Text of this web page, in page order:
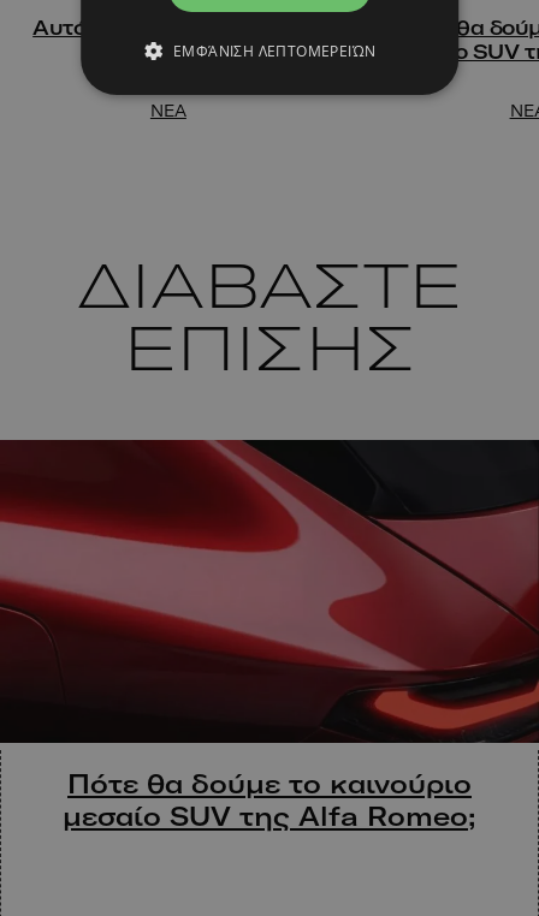
Αυτό θα είναι το νέο SUV της
Alfa Romeo
NEA
Πότε θα
μεσαίο SUV
ΔΙΑΒΑΣΤΕ
ΕΠΙΣΗΣ
Πότε θα δούμε το καινούριο
μεσαίο SUV της Alfa Romeo;
ΕΜΦΆΝΙΣΗ ΛΕΠΤΟΜΕΡΕΙΏΝ